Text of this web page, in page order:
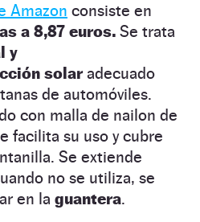
Amazon consiste en
a 8,87 euros. Se trata
y
solaradecuado
de automóviles.
con malla de nailon de
facilita su uso y cubre
Se extiende
no se utiliza, se
en la guantera.